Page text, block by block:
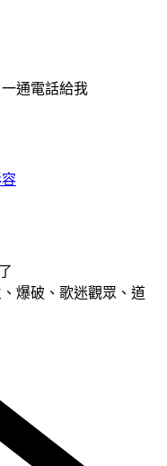
通電話給我
爆破、歌迷觀眾、道